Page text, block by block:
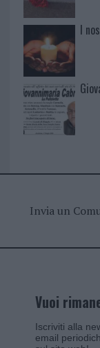
I
Invia un
Vuoi
Iscriviti alla
email